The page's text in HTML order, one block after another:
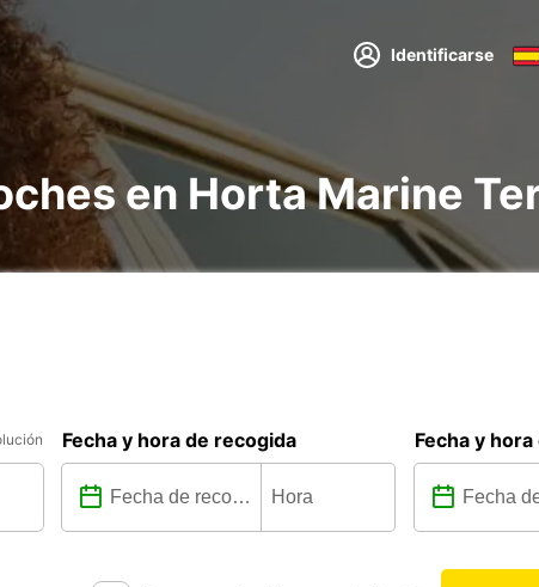
Identificarse
en Horta Marine
Fecha y hora de recogida Fecha y